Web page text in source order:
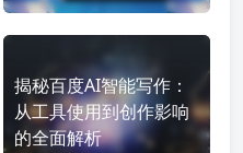
揭秘百度AI智能写作：
从工具使用到创作影响
的全面解析